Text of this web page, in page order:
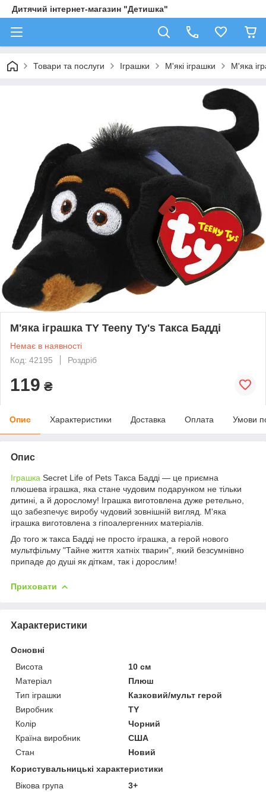
Дитячий інтернет-магазин "Детишка"
Товари та послуги Іграшки М'які іграшки М'яка
М'яка іграшка TY Teeny Ty's Такса Бадді
Немає в наявності
Код: 42195
Роздріб
119 ₴
Опис Характеристики Доставка Оплата Умови
Опис
Іграшка Secret Life of Pets Такса Бадді — це приємна
плюшева іграшка, яка стане чудовим подарунком не тільки
дитині, а й дорослому! Іграшка виготовлена дуже ретельно,
що забезпечує виробу чудовий зовнішній вигляд. М'яка
іграшка виготовлена з гіпоалергенних матеріалів.
До того ж такса Бадді не просто іграшка, а герой нового
мультфільму "Тайне життя хатніх тварин", який безсумнівно
припаде до душі як діткам, так і дорослим!
Приховати
Характеристики
Основні
Висота
10 см
Матеріал
Плюш
Тип іграшки
Казковий/мульт герой
Виробник
TY
Колір
Чорний
Країна виробник
США
Стан
Новий
Користувальницькі характеристики
Вікова група
3+